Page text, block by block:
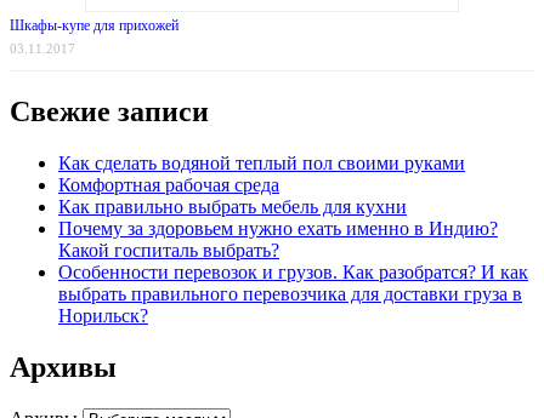
Шкафы-купе для прихожей
03.11.2017
Свежие записи
Как сделать водяной теплый пол своими руками
Комфортная рабочая среда
Как правильно выбрать мебель для кухни
Почему за здоровьем нужно ехать именно в Индию?
Какой госпиталь выбрать?
Особенности перевозок и грузов. Как разобратся? И как
выбрать правильного перевозчика для доставки груза в
Норильск?
Архивы